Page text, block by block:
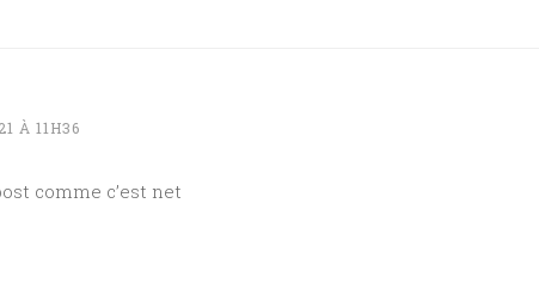
À 11H36
comme c’est net